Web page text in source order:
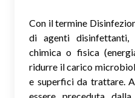
Con il termine
di agenti disinfettanti,
chimica o fisica
ridurre il carico
e superfici da trattare.